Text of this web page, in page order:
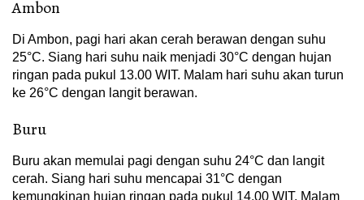
Ambon
Di Ambon, pagi hari akan cerah berawan dengan suhu
25°C. Siang hari suhu naik menjadi 30°C dengan hujan
ringan pada pukul 13.00 WIT. Malam hari suhu akan turun
ke 26°C dengan langit berawan.
Buru
Buru akan memulai pagi dengan suhu 24°C dan langit
cerah. Siang hari suhu mencapai 31°C dengan
kemungkinan hujan ringan pada pukul 14.00 WIT. Malam